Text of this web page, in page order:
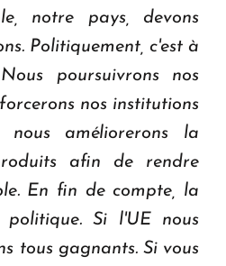
notre pays, devons
Politiquement, c'est à
poursuivrons nos
nos institutions
nous améliorerons la
afin de rendre
En fin de compte, la
Si l'UE nous
tous gagnants. Si vous